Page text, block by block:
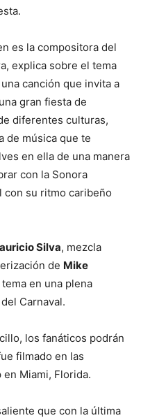
es la compositora del
explica sobre el tema
una canción que invita a
gran fiesta de
diferentes culturas,
de música que te
en ella de una manera
con la Sonora
con su ritmo caribeño
Silva, mezcla
de Mike
en una plena
Carnaval.
los fanáticos podrán
filmado en las
Miami, Florida.
que con la última